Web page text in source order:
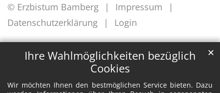
Ihre Wahlmöglichkeiten bezüglich
Cookies
Wir möchten Ihnen den bestmöglichen Service bieten. Dazu
✕
© Erzbistum Bamberg
Impressum
Datenschutzerklärung
Login